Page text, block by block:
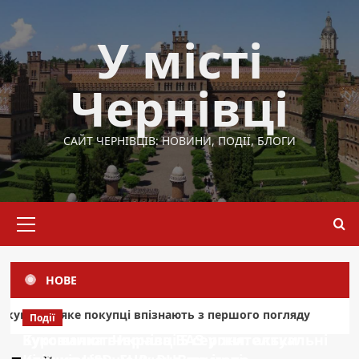
до
вмісту
У місті
Чернівці
САЙТ ЧЕРНІВЦІВ: НОВИНИ, ПОДІЇ, БЛОГИ
меню
НОВЕ
впізнають з першого погляду
Події
Події